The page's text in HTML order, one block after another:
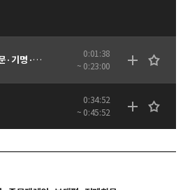
01. 종묘제례악 '전폐희문·희문·기명·역성·소무·독경·영관' - 음향
0:01:38
~ 0:23:00
0:34:52
~ 0:45:52